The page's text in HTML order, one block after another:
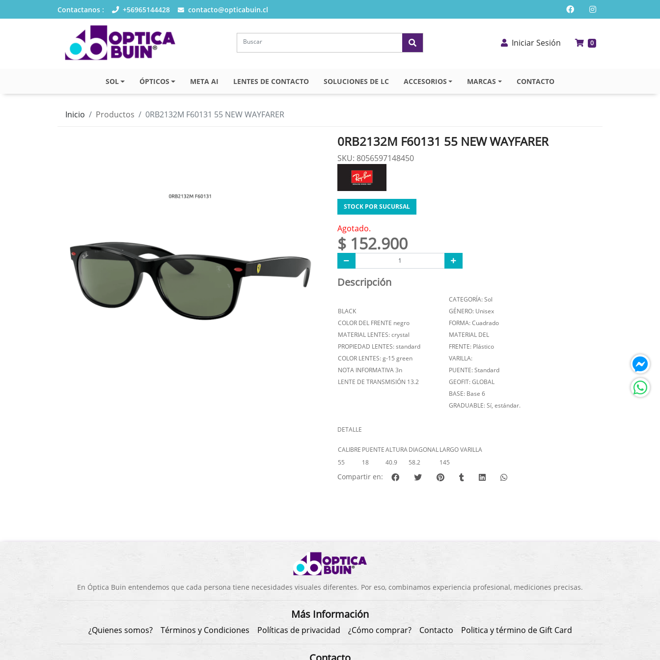
Contactanos : +56965144428 contacto@opticabuin.cl
Iniciar Sesión 0
SOL ÓPTICOS META AI LENTES DE CONTACTO SOLUCIONES DE LC ACCESORIOS MARCAS CONTACTO
Inicio Productos 0RB2132M F60131 55 NEW WAYFARER
0RB2132M F60131 55 NEW WAYFARER
SKU: 8056597148450
STOCK POR SUCURSAL
Agotado.
$ 152.900
Descripción
BLACK
COLOR DEL FRENTE negro
MATERIAL LENTES: crystal
PROPIEDAD LENTES: standard
COLOR LENTES: g-15 green
NOTA INFORMATIVA 3n
LENTE DE TRANSMISIÓN 13.2
CATEGORÍA: Sol
GÉNERO: Unisex
FORMA: Cuadrado
MATERIAL DEL
FRENTE: Plástico
VARILLA:
PUENTE: Standard
GEOFIT: GLOBAL
BASE: Base 6
GRADUABLE: Sí, estándar.
DETALLE
CALIBRE PUENTEALTURADIAGONALLARGO VARILLA
55
18 40.9 58.2 145
Compartir en:
En Óptica Buin entendemos que cada persona tiene necesidades visuales diferentes. Por eso, combinamos experiencia profesional, mediciones precisas.
Más Información
¿Quienes somos? Términos y Condiciones Políticas de privacidad ¿Cómo comprar? Contacto Politica y término de Gift Card